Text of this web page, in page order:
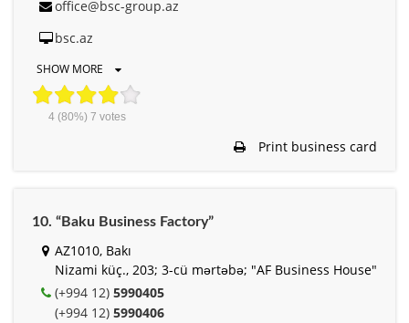
office@bsc-group.az
bsc.az
SHOW MORE
4(80%) 7 votes
Print business card
10. “Baku Business Factory”
AZ1010, Bakı
Nizami küç., 203; 3-cü mərtəbə; "AF Business House"
(+994 12) 5990405
(+994 12) 5990406